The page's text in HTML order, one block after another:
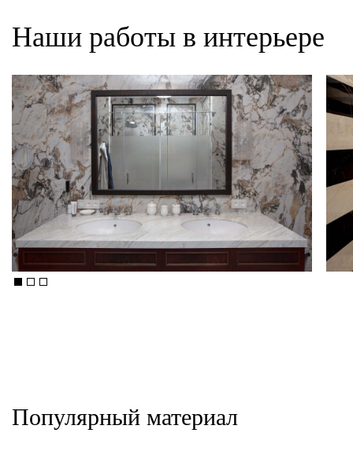
Наши работы в интерьере
Популярный материал